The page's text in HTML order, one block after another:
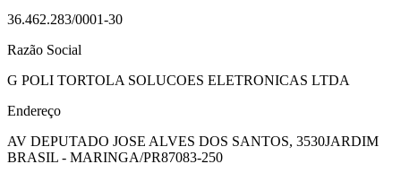
36.462.283/0001-30
Razão Social
G POLI TORTOLA SOLUCOES ELETRONICAS LTDA
Endereço
AV DEPUTADO JOSE ALVES DOS SANTOS, 3530JARDIM
BRASIL - MARINGA/PR87083-250